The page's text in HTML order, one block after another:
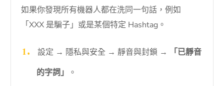
如果你發現所有機器人都在洗同一句話，例如
「XXX 是騙子」或是某個特定 Hashtag。
設定 → 隱私與安全 → 靜音與封鎖 →
「已靜音
的字詞」
。